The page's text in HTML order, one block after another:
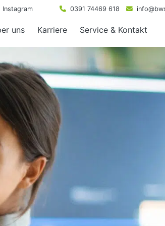
Instagram 0391 74469 618
uns Karriere Service & Kontakt